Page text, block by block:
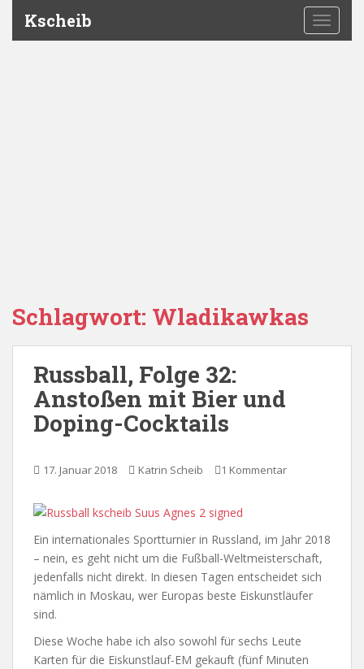
Kscheib
Schlagwort: Wladikawkas
Russball, Folge 32:
Anstoßen mit Bier und
Doping-Cocktails
17. Januar 2018 Katrin Scheib 1 Kommentar
Ein internationales Sportturnier in Russland, im Jahr 2018
– nein, es geht nicht um die Fußball-Weltmeisterschaft,
jedenfalls nicht direkt. In diesen Tagen entscheidet sich
nämlich in Moskau, wer Europas beste Eiskunstläufer
sind.
Diese Woche habe ich also sowohl für sechs Leute
Karten für die Eiskunstlauf-EM gekauft (fünf Minuten